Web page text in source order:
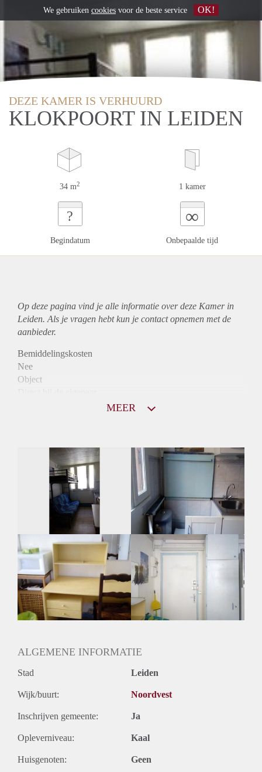
DEZE KAMER IS VERHUURD
KLOKPOORT IN LEIDEN
34 m2 1 kamer
?
Begindatum
∞
Onbepaalde tijd
Op deze pagina vind je alle informatie over deze Kamer in
Leiden. Als je vragen hebt kun je contact opnemen met de
aanbieder.
Bemiddelingskosten
Nee
Object
Huurtoeslag
Mogelijk
Inkomen eis
2,6 X De bruto huur
Huurtermijn
Onbepaalde termijn
Oplevering
Gestoffeerd
MEER
ALGEMENE INFORMATIE
Stad Leiden
Wijk/buurt: Noordvest
Inschrijven gemeente: Ja
Opleverniveau: Kaal
Huisgenoten: Geen
We gebruiken cookies voor de beste service OK!